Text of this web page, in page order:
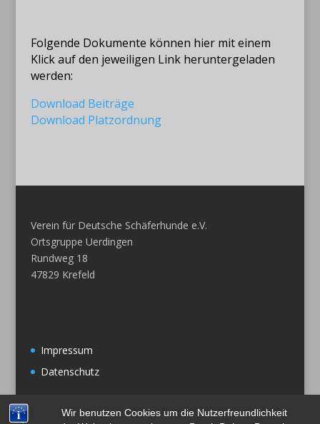
Wir benutzen Cookies um die Nutzerfreundlichkeit
Folgende Dokumente können hier mit einem
Klick auf den jeweiligen Link heruntergeladen
werden:
Download Beiträge
Download Platzordnung
Verein für Deutsche Schäferhunde e.V.
Ortsgruppe Uerdingen
Rundweg 18
47829 Krefeld
Impressum
Datenschutz